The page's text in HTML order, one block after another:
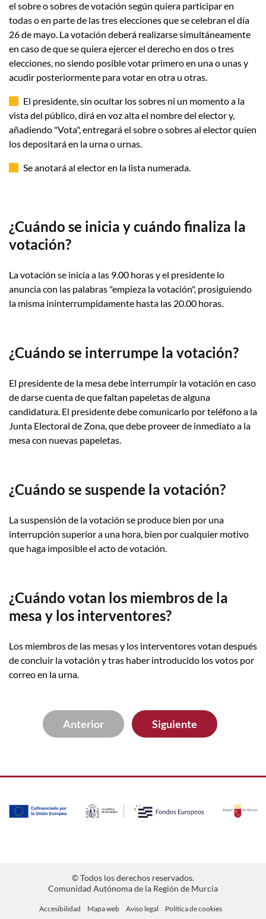
el sobre o sobres de votación según quiera participar en
todas o en parte de las tres elecciones que se celebran el día
26 de mayo. La votación deberá realizarse simultáneamente
en caso de que se quiera ejercer el derecho en dos o tres
elecciones, no siendo posible votar primero en una o unas y
acudir posteriormente para votar en otra u otras.
El presidente, sin ocultar los sobres ni un momento a la
vista del público, dirá en voz alta el nombre del elector y,
añadiendo "Vota", entregará el sobre o sobres al elector quien
los depositará en la urna o urnas.
Se anotará al elector en la lista numerada.
¿Cuándo se inicia y cuándo finaliza la
votación?
La votación se inicia a las 9.00 horas y el presidente lo
anuncia con las palabras "empieza la votación", prosiguiendo
la misma ininterrumpidamente hasta las 20.00 horas.
¿Cuándo se interrumpe la votación?
El presidente de la mesa debe interrumpir la votación en caso
de darse cuenta de que faltan papeletas de alguna
candidatura. El presidente debe comunicarlo por teléfono a la
Junta Electoral de Zona, que debe proveer de inmediato a la
mesa con nuevas papeletas.
¿Cuándo se suspende la votación?
La suspensión de la votación se produce bien por una
interrupción superior a una hora, bien por cualquier motivo
que haga imposible el acto de votación.
¿Cuándo votan los miembros de la
mesa y los interventores?
Los miembros de las mesas y los interventores votan después
de concluir la votación y tras haber introducido los votos por
correo en la urna.
Anterior Siguiente
© Todos los derechos reservados.
Comunidad Autónoma de la Región de Murcia
Accesibilidad Mapa web Aviso legal
Política de cookies